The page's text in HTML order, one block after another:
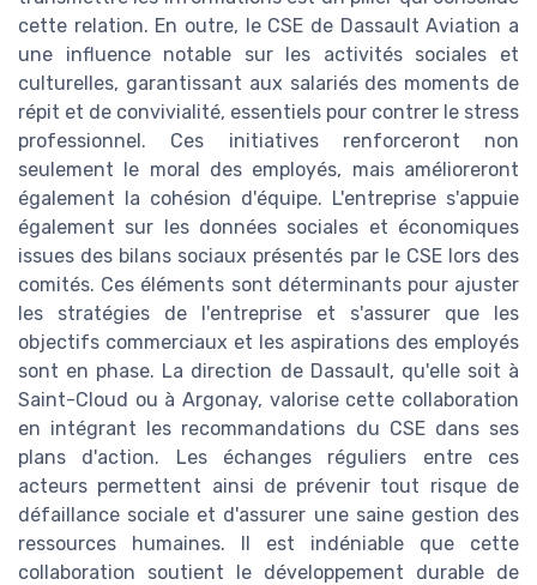
cette relation. En outre, le CSE de Dassault Aviation a
une influence notable sur les activités sociales et
culturelles, garantissant aux salariés des moments de
répit et de convivialité, essentiels pour contrer le stress
professionnel. Ces initiatives renforceront non
seulement le moral des employés, mais amélioreront
également la cohésion d'équipe. L'entreprise s'appuie
également sur les données sociales et économiques
issues des bilans sociaux présentés par le CSE lors des
comités. Ces éléments sont déterminants pour ajuster
les stratégies de l'entreprise et s'assurer que les
objectifs commerciaux et les aspirations des employés
sont en phase. La direction de Dassault, qu'elle soit à
Saint-Cloud ou à Argonay, valorise cette collaboration
en intégrant les recommandations du CSE dans ses
plans d'action. Les échanges réguliers entre ces
acteurs permettent ainsi de prévenir tout risque de
défaillance sociale et d'assurer une saine gestion des
ressources humaines. Il est indéniable que cette
collaboration soutient le développement durable de